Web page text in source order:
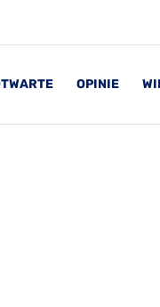
OPINIE